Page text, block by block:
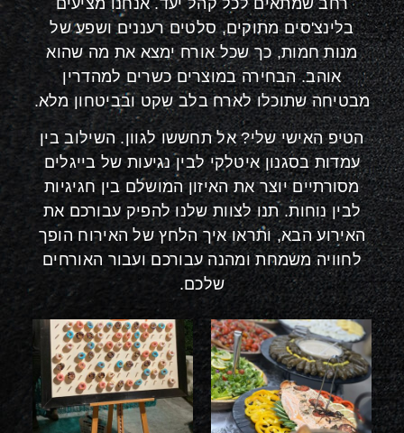
בלינצ'סים מתוקים, סלטים רעננים ושפע של
מנות חמות, כך שכל אורח ימצא את מה שהוא
אוהב. הבחירה במוצרים כשרים למהדרין
מבטיחה שתוכלו לארח בלב שקט ובביטחון מלא.
הטיפ האישי שלי? אל תחששו לגוון. השילוב בין
עמדות בסגנון איטלקי לבין נגיעות של בייגלים
מסורתיים יוצר את האיזון המושלם בין חגיגיות
לבין נוחות. תנו לצוות שלנו להפיק עבורכם את
האירוע הבא, ותראו איך הלחץ של האירוח הופך
לחוויה משמחת ומהנה עבורכם ועבור האורחים
שלכם.